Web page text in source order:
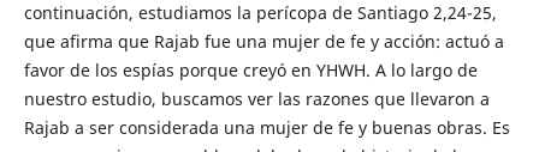
continuación, estudiamos la perícopa de Santiago 2,24-25,
que afirma que Rajab fue una mujer de fe y acción: actuó a
favor de los espías porque creyó en YHWH. A lo largo de
nuestro estudio, buscamos ver las razones que llevaron a
Rajab a ser considerada una mujer de fe y buenas obras. Es